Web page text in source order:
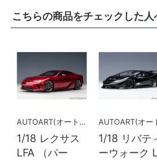
こちらの商品をチェックした
AUTOART(オートアート)
1/18 レクサス
LFA （パー
1/18 リバテ
ーウォーク